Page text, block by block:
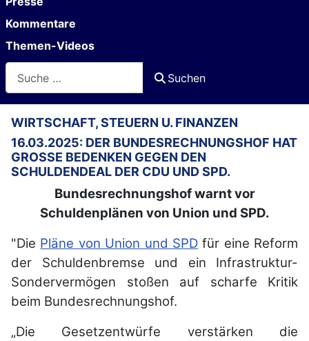
Kommentare
Themen-Videos
Suchen
WIRTSCHAFT, STEUERN U. FINANZEN
16.03.2025: DER BUNDESRECHNUNGSHOF HAT
GROSSE BEDENKEN GEGEN DEN S
CHULDENDEAL DER CDU UND SPD.
Bundesrechnungshof warnt vor
Schuldenplänen von Union und SPD.
"Die Pläne von Union und SPDfür eine Reform
der Schuldenbremse und ein Infrastruktur-
Sondervermögen stoßen auf scharfe Kritik
beim Bundesrechnungshof.
„Die Gesetzentwürfe verstärken die